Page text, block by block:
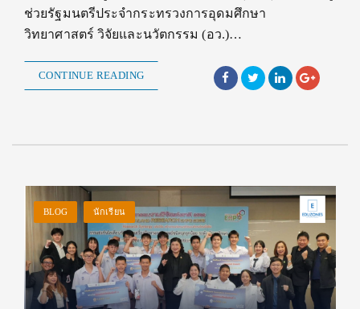
ช่วยรัฐมนตรีประจำกระทรวงการอุดมศึกษา
วิทยาศาสตร์ วิจัยและนวัตกรรม (อว.)…
CONTINUE READING
BLOG นักเรียน